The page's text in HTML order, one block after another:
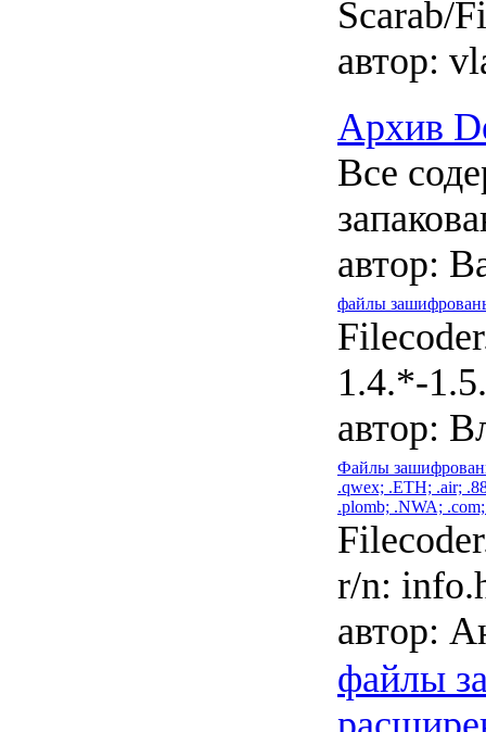
Scarab/
автор:
Архив
Все
автор:
файлы
1.4.*-
автор:
Файлы
.qwex; .ETH; .air;
.plomb; .NWA;
r/n:
автор:
файлы